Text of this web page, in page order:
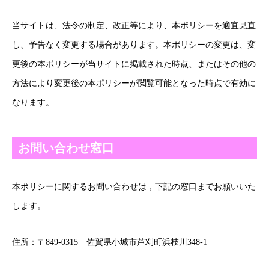
当サイトは、法令の制定、改正等により、本ポリシーを適宜見直
し、予告なく変更する場合があります。本ポリシーの変更は、変
更後の本ポリシーが当サイトに掲載された時点、またはその他の
方法により変更後の本ポリシーが閲覧可能となった時点で有効に
なります。
お問い合わせ窓口
本ポリシーに関するお問い合わせは，下記の窓口までお願いいた
します。
住所：〒849-0315 佐賀県小城市芦刈町浜枝川348-1